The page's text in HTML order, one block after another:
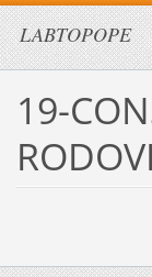
LABTOPOPE
19-